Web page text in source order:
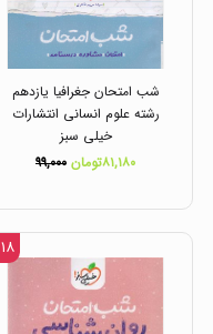
شب امتحان جغرافیا یازدهم
رشته علوم انسانی انتشارات
خیلی سبز
۸۱,۱۸۰تومان
۹۹,۰۰۰
۱۸ %